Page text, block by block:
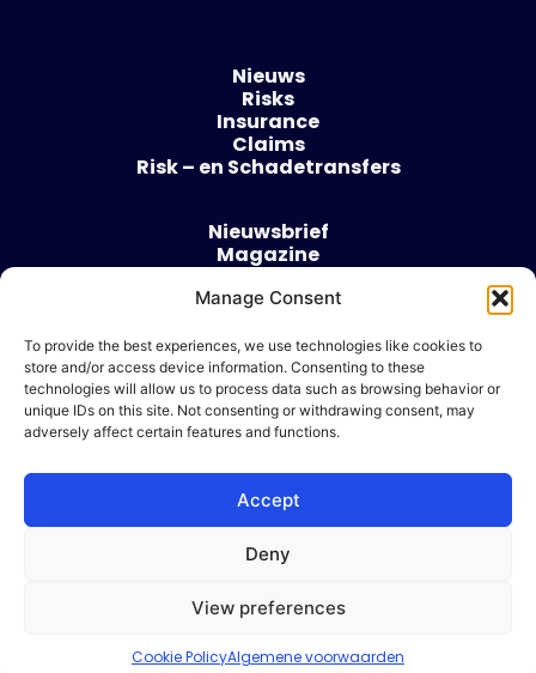
Manage Consent
To provide the best experiences, we use technologies like cookies to
store and/or access device information. Consenting to these
technologies will allow us to process data such as browsing behavior or
unique IDs on this site. Not consenting or withdrawing consent, may
adversely affect certain features and functions.
Accept
Deny
View preferences
Cookie PolicyAlgemene voorwaarden
Nieuws
Risks
Insurance
Claims
Risk – en Schadetransfers
Nieuwsbrief
Magazine
Over
Algemene voorwaarden
Cookie beleid
Ik wil adverteren
© 2026 Risk & Business
| Design & Development door